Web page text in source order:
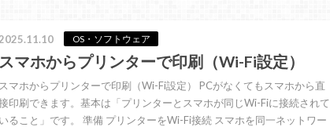
OS・ソフトウェア
スマホからプリンターで印刷（Wi-Fi設定）
スマホからプリンターで印刷（Wi-Fi設定） PCがなくてもスマホから直
印刷できます。基本は「プリンターとスマホが同じWi-Fiに接続されて
いること」です。 準備 プリンターをWi-Fi接続 スマホを同一ネットワー